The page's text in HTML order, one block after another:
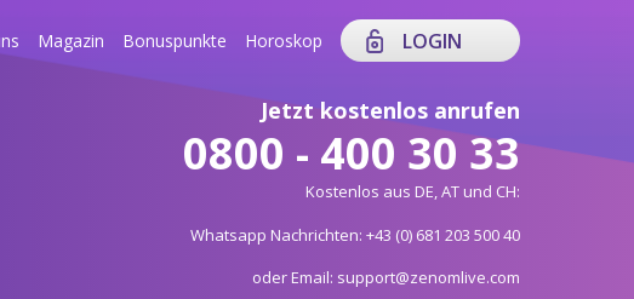
Magazin Bonuspunkte Horoskop LOGIN
Jetzt kostenlos anrufen
0800 - 400 30 33
Kostenlos aus DE, AT und CH:
Whatsapp Nachrichten: +43 (0) 681 203 500 40
oder Email: support@zenomlive.com